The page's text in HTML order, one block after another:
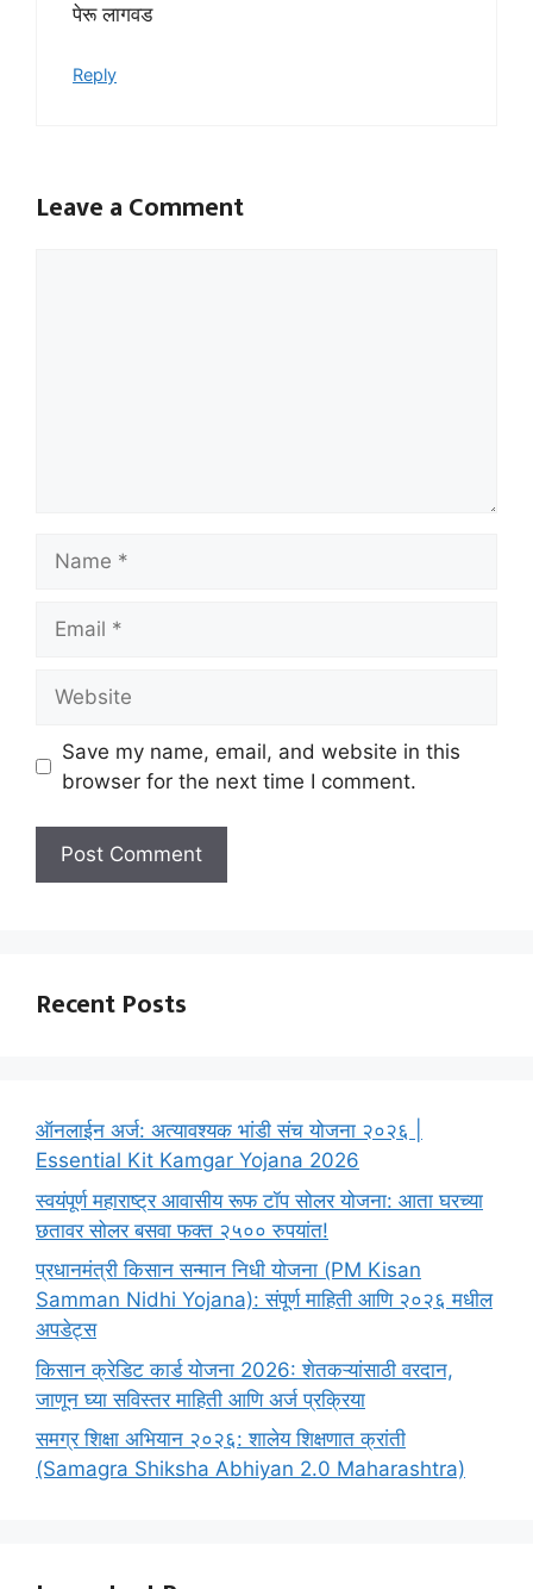
पेरू लागवड
Reply
Leave a Comment
Save my name, email, and website in this
browser for the next time I comment.
Recent Posts
ऑनलाईन अर्ज: अत्यावश्यक भांडी संच योजना २०२६ |
Essential Kit Kamgar Yojana 2026
स्वयंपूर्ण महाराष्ट्र आवासीय रूफ टॉप सोलर योजना: आता घरच्या
छतावर सोलर बसवा फक्त २५०० रुपयांत!
प्रधानमंत्री किसान सन्मान निधी योजना (PM Kisan
Samman Nidhi Yojana): संपूर्ण माहिती आणि २०२६ मधील
अपडेट्स
किसान क्रेडिट कार्ड योजना 2026: शेतकऱ्यांसाठी वरदान,
जाणून घ्या सविस्तर माहिती आणि अर्ज प्रक्रिया
समग्र शिक्षा अभियान २०२६: शालेय शिक्षणात क्रांती
(Samagra Shiksha Abhiyan 2.0 Maharashtra)